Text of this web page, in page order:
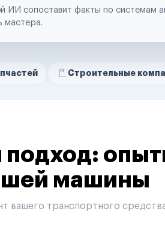
ИИ сопоставит факты по системам
мастера.
Строительные компании
машины
вашего транспортного